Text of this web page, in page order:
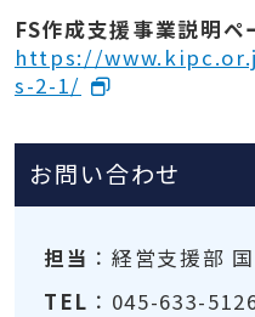
FS作成支援事業説明ペ
https://
s-2-1/
お問い合わせ
担当 ：経営支援部
TEL ：045-633-